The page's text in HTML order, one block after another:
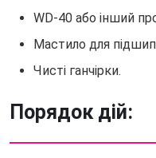
WD-40 або інший
Мастило для
Чисті ганчірки.
Порядок дій: